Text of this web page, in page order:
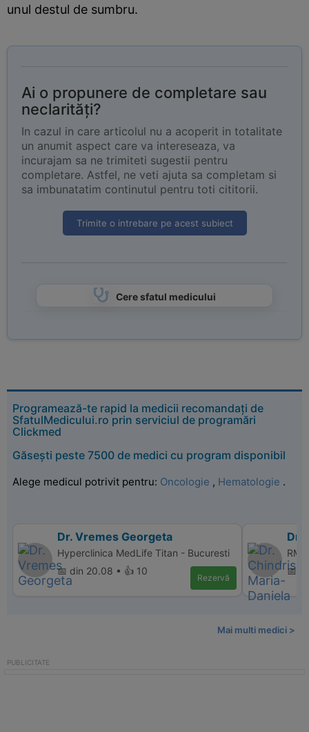
unul destul de sumbru.
Ai o propunere de completare sau
neclarități?
In cazul in care articolul nu a acoperit in totalitate
un anumit aspect care va intereseaza, va
incurajam sa ne trimiteti sugestii pentru
completare. Astfel, ne veti ajuta sa completam si
sa imbunatatim continutul pentru toti cititorii.
Trimite o intrebare pe acest subiect
Cere sfatul medicului
Programează-te rapid la medicii recomandați de
SfatulMedicului.ro prin serviciul de programări
Clickmed
Găsești peste 7500 de medici cu program disponibil
Alege medicul potrivit pentru: Oncologie , Hematologie .
Dr. Vremes Georgeta
Hyperclinica MedLife Titan - Bucuresti
📅 din 20.08 • 👍 10
Rezervă
Dr.
📅
Mai multi medici >